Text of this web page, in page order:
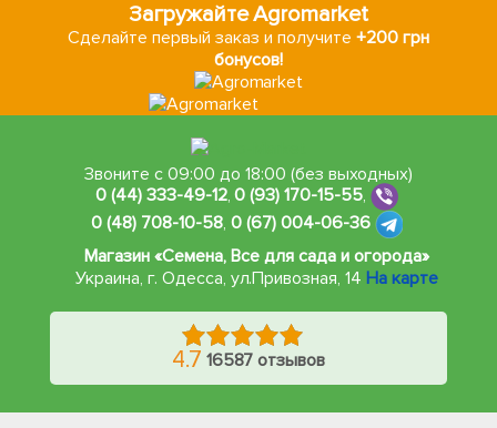
Загружайте Agromarket
Сделайте первый заказ и получите +200 грн
бонусов!
Звоните с 09:00 до 18:00 (без выходных)
0 (44) 333-49-12,0 (93) 170-15-55,
0 (48) 708-10-58, 0 (67) 004-06-36
Магазин «Семена, Все для сада и огорода»
Украина, г. Одесса, ул.Привозная, 14 На карте
4.7 16587 отзывов